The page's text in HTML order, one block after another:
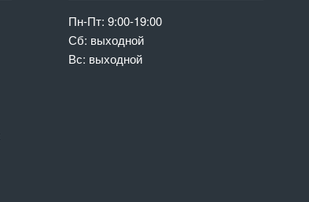
Пн-Пт: 9:00-19:00
Сб: выходной
Вс: выходной